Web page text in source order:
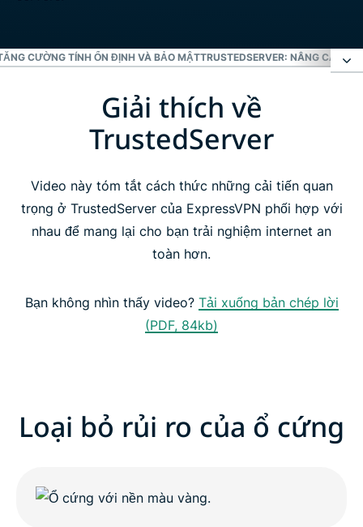
CƯỜNG TÍNH ỔN ĐỊNH VÀ BẢO MẬTTRUSTEDSERVER: NÂNG CAO
Giải thích về TrustedServer
Loại bỏ rủi ro của ổ cứng
TrustedServer tăng cường tính ổn định và bảo mật
TrustedServer: Nâng cao tiêu chuẩn bảo mật
Tải VPN duy nhất có công nghệ TrustedServer
Giải thích về
TrustedServer
Video này tóm tắt cách thức những cải tiến quan
trọng ở TrustedServer của ExpressVPN phối hợp với
nhau để mang lại cho bạn trải nghiệm internet an
toàn hơn.
Bạn không nhìn thấy video? Tải xuống bản chép lời
(PDF, 84kb)
Loại bỏ rủi ro của ổ cứng